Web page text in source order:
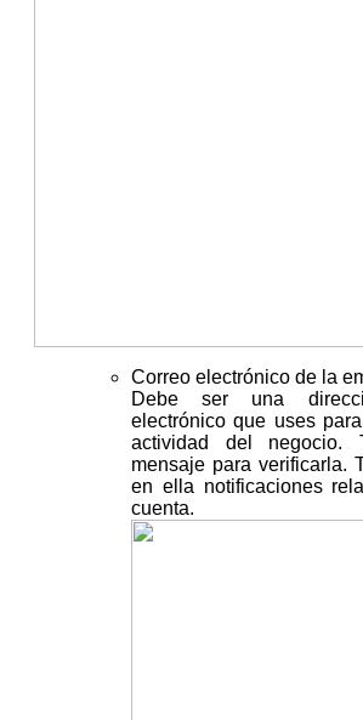
Correo electrónico de la
Debe ser una
electrónico que uses
actividad del negocio.
mensaje para verificarla.
en ella notificaciones
cuenta.